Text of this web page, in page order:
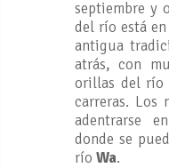
septiembre y
del río está
antigua
atrás, con
orillas del río
carreras. Los
adentrarse
donde se
río Wa.